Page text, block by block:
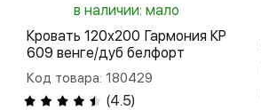
в наличии: мало
Кровать 120х200 Гармония КР
609 венге/дуб белфорт
Код товара: 180429
(4.5)